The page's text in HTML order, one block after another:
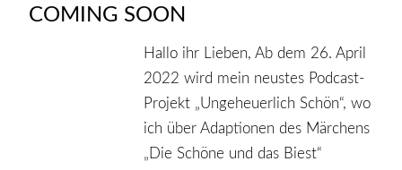
COMING SOON
Hallo ihr Lieben, Ab dem 26. April
2022 wird mein neustes Podcast-
Projekt „Ungeheuerlich Schön“, wo
ich über Adaptionen des Märchens
„Die Schöne und das Biest“